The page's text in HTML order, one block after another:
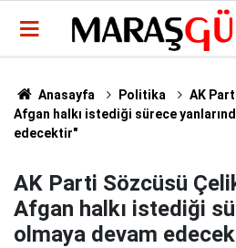
Anasayfa Politika
AK
Afgan halkı istediği sürece
edecektir"
AK Parti Sözcüsü
Afgan halkı istediği
olmaya devam